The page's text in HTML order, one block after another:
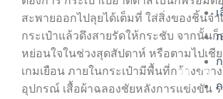
สะพายออกไปลุยได้เต็มที่ ใส่สิ่งของชิ้นจำ
กระเป๋าแล้วดึงสายรัดให้กระชับ จากนั้น
หย่อนใจในช่วงสุดสัปดาห์ หรือตามไปเชี
เกมเยือน ภายในกระเป๋ามีพื้นที่กว้างขวา
อุปกรณ์ เสื้อผ้าฉลองชัยหลังการแข่งขัน